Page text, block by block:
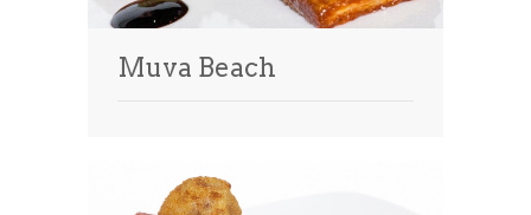
Muva Beach